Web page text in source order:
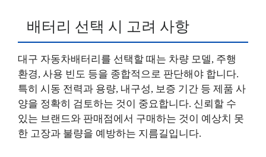
배터리 선택 시 고려 사항
대구 자동차배터리를 선택할 때는 차량 모델, 주행
환경, 사용 빈도 등을 종합적으로 판단해야 합니다.
특히 시동 전력과 용량, 내구성, 보증 기간 등 제품 사
양을 정확히 검토하는 것이 중요합니다. 신뢰할 수
있는 브랜드와 판매점에서 구매하는 것이 예상치 못
한 고장과 불량을 예방하는 지름길입니다.